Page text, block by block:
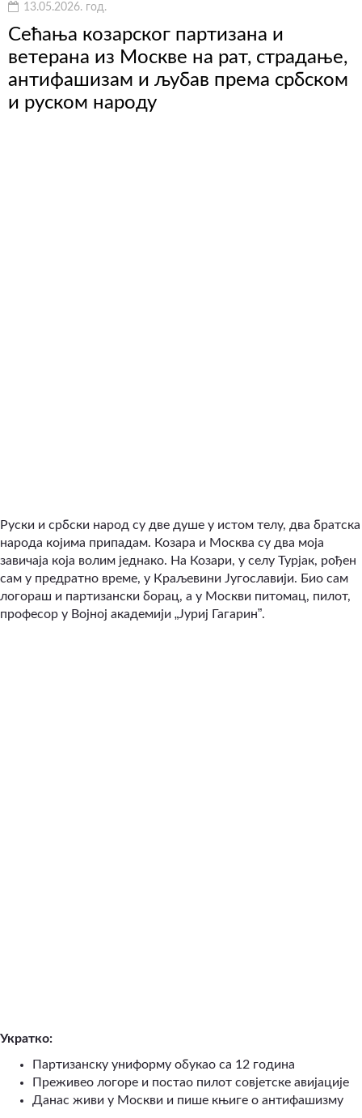
13.05.2026. год.
Сећања козарског партизана и
ветерана из Москве на рат, страдање,
антифашизам и љубав према србском
и руском народу
Руски и србски народ су две душе у истом телу, два братска
народа којима припадам. Козара и Москва су два моја
завичаја која волим једнако. На Козари, у селу Турјак, рођен
сам у предратно време, у Краљевини Југославији. Био сам
логораш и партизански борац, а у Москви питомац, пилот,
професор у Војној академији „Јуриј Гагарин”.
Укратко:
Партизанску униформу обукао са 12 година
Преживео логоре и постао пилот совјетске авијације
Данас живи у Москви и пише књиге о антифашизму